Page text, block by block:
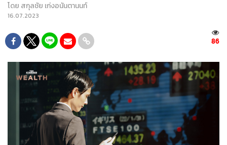
โดย สกุลชัย เก่งอนันตานนท์
16.07.2023
86